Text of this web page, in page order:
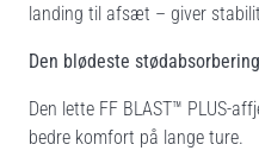
landing til afsæt – giver
Den blødeste stødabsorbering
Den lette FF BLAST™ PLUS-
bedre komfort på lange ture.